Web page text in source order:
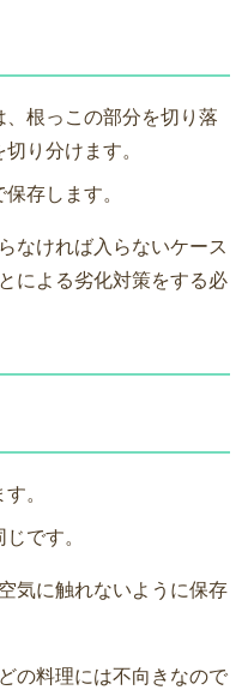
根っこの部分を切り落
り分けます。
存します。
なければ入らないケース
による劣化対策をする必
。
です。
気に触れないように保存
の料理には不向きなので